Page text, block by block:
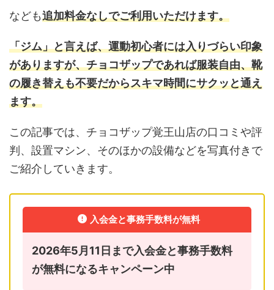
なども追加料金なしでご利用いただけます。
「ジム」と言えば、運動初心者には入りづらい印象
がありますが、チョコザップであれば服装自由、靴
の履き替えも不要だからスキマ時間にサクッと通え
ます。
この記事では、チョコザップ覚王山店の口コミや評
判、設置マシン、そのほかの設備などを写真付きで
ご紹介していきます。
入会金と事務手数料が無料
2026年5月11日まで入会金と事務手数料
が無料になるキャンペーン中